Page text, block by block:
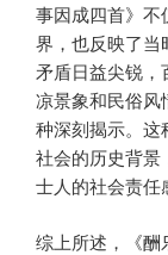
事因成四首》不
界，也反映了当
矛盾日益尖锐，
凉景象和民俗风
种深刻揭示。这
社会的历史背景
士人的社会责任
综上所述，《酬